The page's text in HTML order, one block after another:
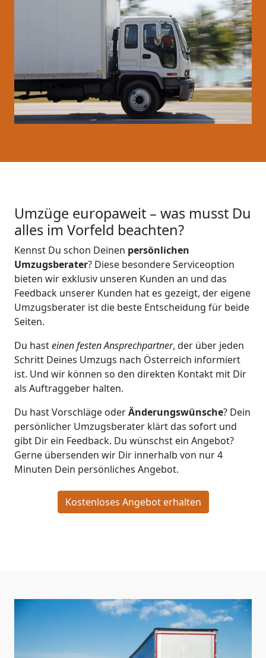
Umzüge europaweit – was musst Du
alles im Vorfeld beachten?
Kennst Du schon Deinen persönlichen
Umzugsberater? Diese besondere Serviceoption
bieten wir exklusiv unseren Kunden an und das
Feedback unserer Kunden hat es gezeigt, der eigene
Umzugsberater ist die beste Entscheidung für beide
Seiten.
Du hasteinen festen Ansprechpartner, der über jeden
Schritt Deines Umzugs nach Österreich informiert
ist. Und wir können so den direkten Kontakt mit Dir
als Auftraggeber halten.
Du hast Vorschläge oderÄnderungswünsche? Dein
persönlicher Umzugsberater klärt das sofort und
gibt Dir ein Feedback. Du wünschst ein Angebot?
Gerne übersenden wir Dir innerhalb von nur4
Minuten Dein persönliches Angebot.
Kostenloses Angebot erhalten